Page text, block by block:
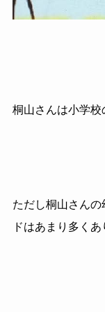
桐山さんは小学校
ただし桐山さん
ドはあまり多くあ